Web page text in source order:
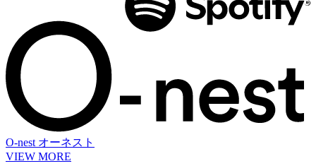
O-nest オーネスト
VIEW MORE